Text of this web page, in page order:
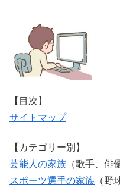
【目次】
サイトマップ
【カテゴリー別】
芸能人の家族 （歌手、俳
スポーツ選手の家族 （野